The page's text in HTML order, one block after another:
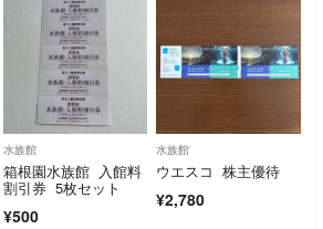
水族館
箱根園水族館 入館料
割引券 5枚セット
¥500
水族館
ウエスコ 株主優待
¥2,780